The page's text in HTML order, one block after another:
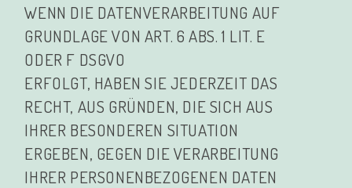
WENN DIE DATENVERARBEITUNG AUF
GRUNDLAGE VON ART. 6 ABS. 1 LIT. E
ODER F DSGVO
ERFOLGT, HABEN SIE JEDERZEIT DAS
RECHT, AUS GRÜNDEN, DIE SICH AUS
IHRER BESONDEREN SITUATION
ERGEBEN, GEGEN DIE VERARBEITUNG
IHRER PERSONENBEZOGENEN DATEN